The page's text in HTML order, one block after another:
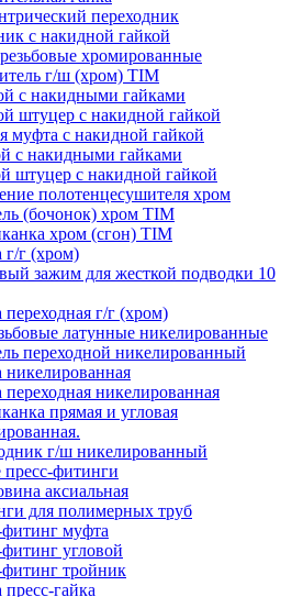
переходник
с накидной гайкой
хромированные
г/ш (хром) TIM
с накидными гайками
штуцер с накидной гайкой
муфта с накидной гайкой
с накидными гайками
штуцер с накидной гайкой
полотенцесушителя хром
(бочонок) хром TIM
хром (сгон) TIM
г (хром)
зажим для жесткой подводки 10
г/г (хром)
латунные никелированные
переходной никелированный
никелированная
прямая и угловая
г/ш никелированный
фитинги
аксиальная
для полимерных труб
муфта
угловой
тройник
гайка